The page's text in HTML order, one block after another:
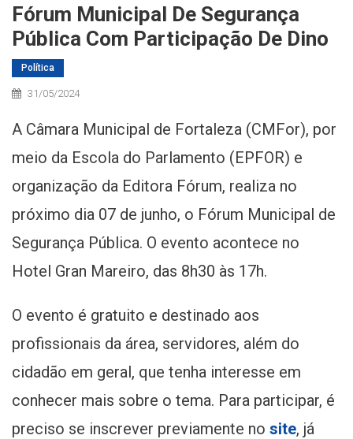
Fórum Municipal De Segurança
Pública Com Participação De Dino
Política
31/05/2024
A Câmara Municipal de Fortaleza (CMFor), por
meio da Escola do Parlamento (EPFOR) e
organização da Editora Fórum, realiza no
próximo dia 07 de junho, o Fórum Municipal de
Segurança Pública. O evento acontece no
Hotel Gran Mareiro, das 8h30 às 17h.
O evento é gratuito e destinado aos
profissionais da área, servidores, além do
cidadão em geral, que tenha interesse em
conhecer mais sobre o tema. Para participar, é
preciso se inscrever previamente no site, já